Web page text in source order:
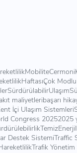
MobiliteCermoni
Çok
SürdürülabilirUlaşım
maliyetleribaşarı
İçi Ulaşım Sistemleri
Congress 20252025
TemizEnerji
Destek SistemiTraffic
Trafik